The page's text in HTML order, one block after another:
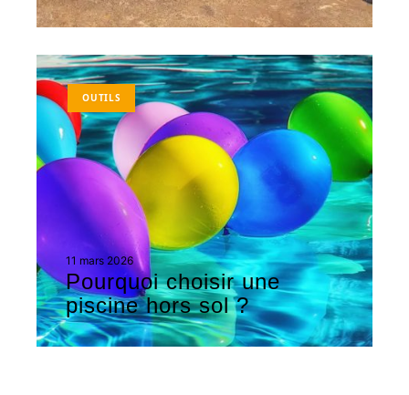
OUTILS
11 mars 2026
Pourquoi choisir une
piscine hors sol ?